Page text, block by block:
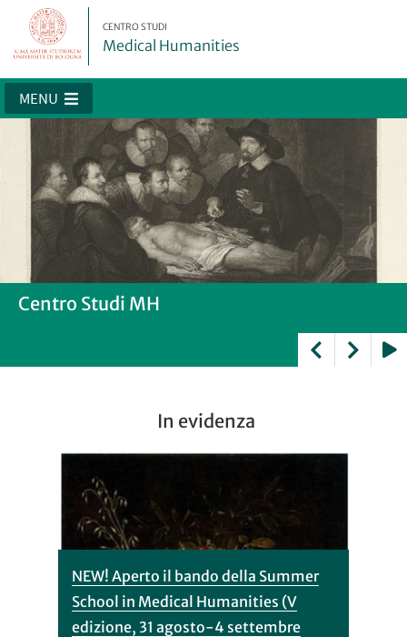
CENTRO STUDI
Medical Humanities
MENU
Centro Studi MH
Centro Studi MH
Centro Studi MH
Centro Studi MH
Centro Studi MH
In evidenza
NEW! Aperto il bando della Summer
School in Medical Humanities (V
edizione, 31 agosto-4 settembre